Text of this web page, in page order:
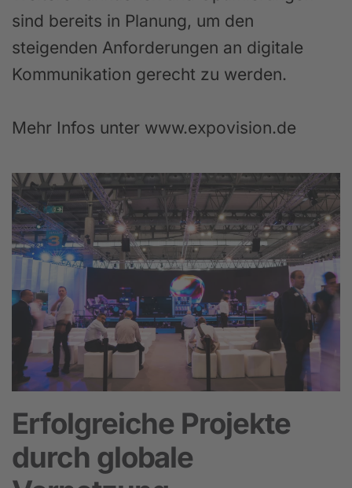
sind bereits in Planung, um den
steigenden Anforderungen an digitale
Kommunikation gerecht zu werden.
Mehr Infos unter www.expovision.de
Erfolgreiche Projekte
durch globale